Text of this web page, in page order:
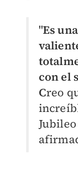
"Es
con el
Creo